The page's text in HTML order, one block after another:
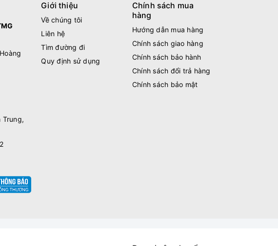
Trung,
Giới thiệu
Về chúng tôi
Liên hệ
Tìm đường đi
Quy định sử dụng
Chính sách mua
hàng
Hướng dẫn mua hàng
Chính sách giao hàng
Chính sách bảo hành
Chính sách đổi trả hàng
Chính sách bảo mật